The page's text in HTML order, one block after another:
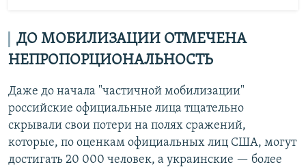
ДО МОБИЛИЗАЦИИ ОТМЕЧЕНА
НЕПРОПОРЦИОНАЛЬНОСТЬ
Даже до начала "частичной мобилизации"
российские официальные лица тщательно
скрывали свои потери на полях сражений,
которые, по оценкам официальных лиц США, могут
достигать 20 000 человек, а украинские — более